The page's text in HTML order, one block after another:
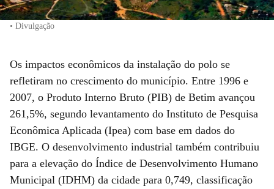
• Divulgação
Os impactos econômicos da instalação do polo se
refletiram no crescimento do município. Entre 1996 e
2007, o Produto Interno Bruto (PIB) de Betim avançou
261,5%, segundo levantamento do Instituto de Pesquisa
Econômica Aplicada (Ipea) com base em dados do
IBGE. O desenvolvimento industrial também contribuiu
para a elevação do Índice de Desenvolvimento Humano
Municipal (IDHM) da cidade para 0,749, classificação